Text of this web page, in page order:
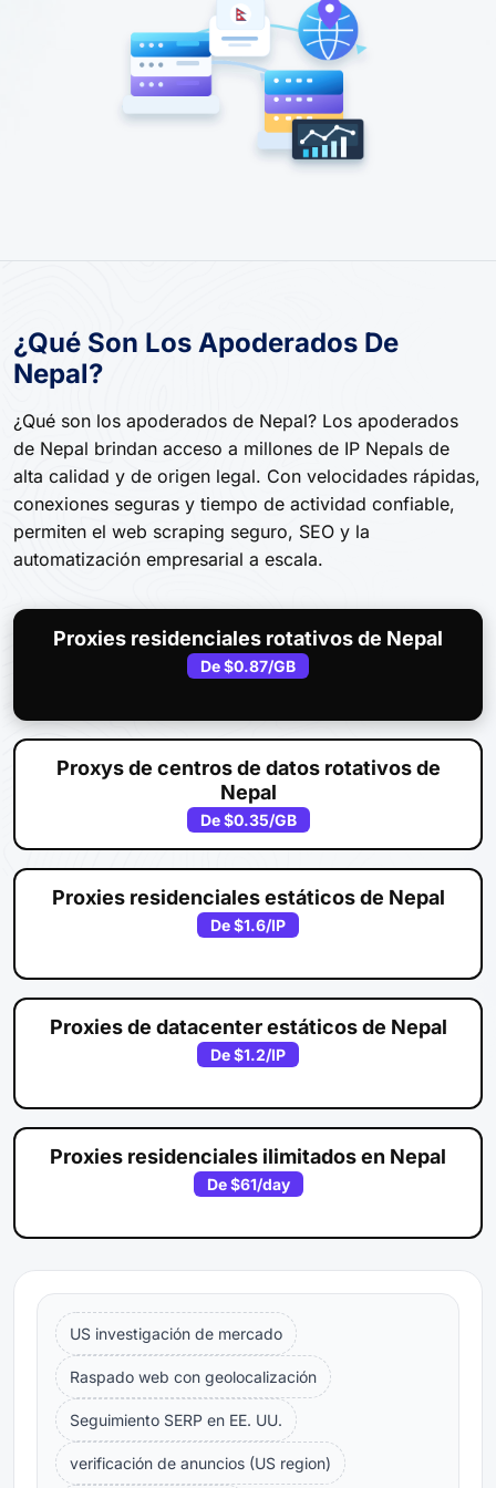
¿Qué Son Los Apoderados De
Nepal?
¿Qué son los apoderados de Nepal? Los apoderados
de Nepal brindan acceso a millones de IP Nepals de
alta calidad y de origen legal. Con velocidades rápidas,
conexiones seguras y tiempo de actividad confiable,
permiten el web scraping seguro, SEO y la
automatización empresarial a escala.
Proxies residenciales rotativos de Nepal
De$0.87/GB
Proxys de centros de datos rotativos de
Nepal
De$0.35/GB
Proxies residenciales estáticos de Nepal
De$1.6/IP
Proxies de datacenter estáticos de Nepal
De$1.2/IP
Proxies residenciales ilimitados en Nepal
De$61/day
US investigación de mercado
Raspado web con geolocalización
Seguimiento SERP en EE. UU.
verificación de anuncios (US region)